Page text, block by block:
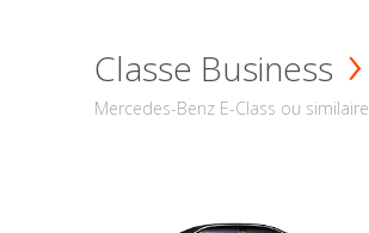
Classe Business
Mercedes-Benz E-Class ou similaire